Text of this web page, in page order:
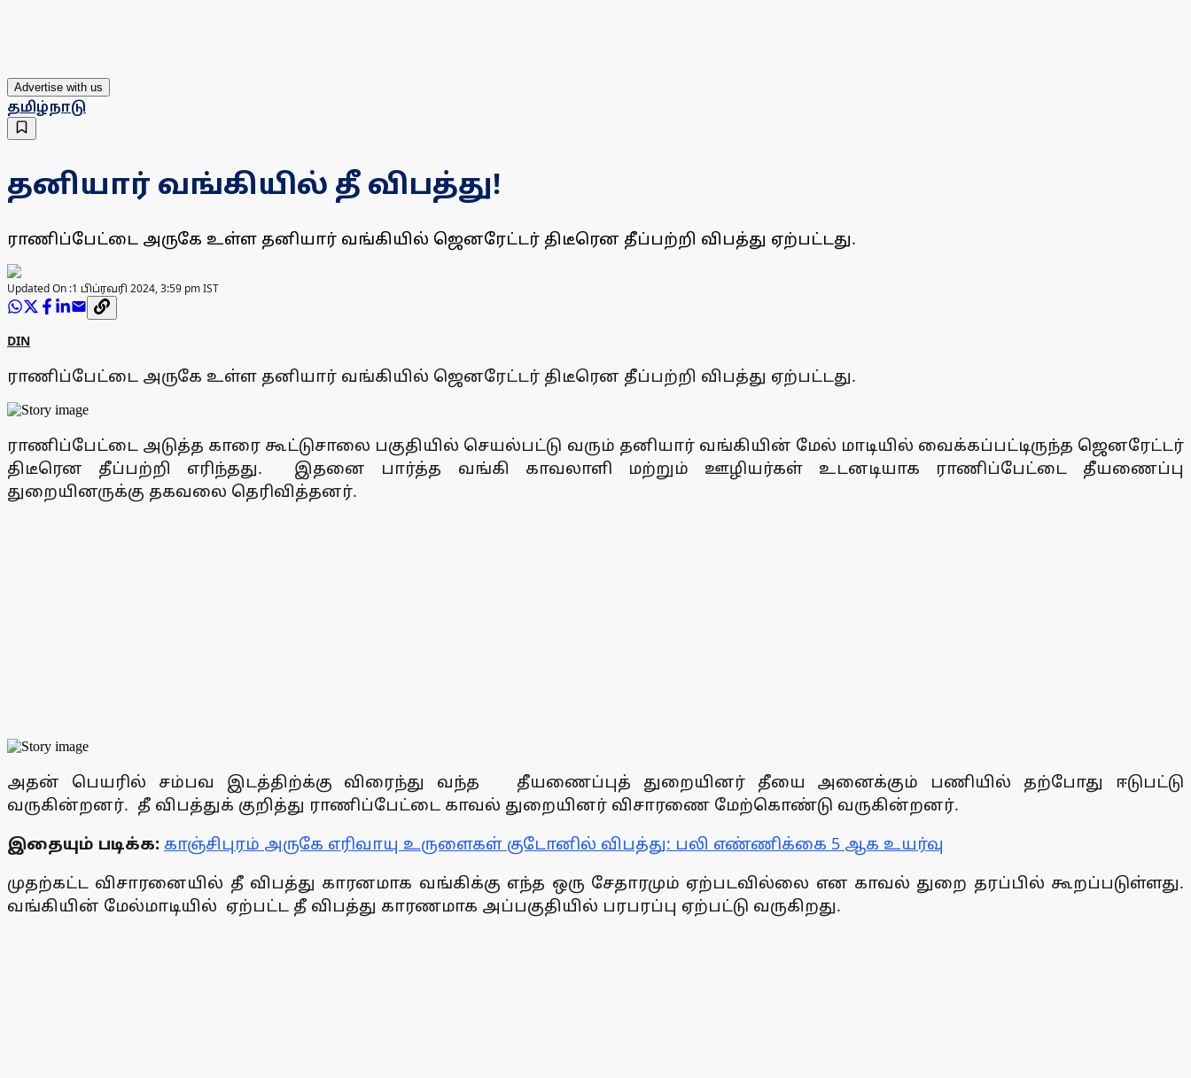
Advertise with us
தமிழ்நாடு
தனியார் வங்கியில் தீ விபத்து!
ராணிப்பேட்டை அருகே உள்ள தனியார் வங்கியில் ஜெனரேட்டர் திடீரென தீப்பற்றி விபத்து ஏற்பட்டது.
Updated On :1 பிப்ரவரி 2024, 3:59 pm IST
DIN
ராணிப்பேட்டை அருகே உள்ள தனியார் வங்கியில் ஜெனரேட்டர் திடீரென தீப்பற்றி விபத்து ஏற்பட்டது.
ராணிப்பேட்டை அடுத்த காரை கூட்டுசாலை பகுதியில் செயல்பட்டு வரும் தனியார் வங்கியின் மேல் மாடியில் வைக்கப்பட்டிருந்த ஜெனரேட்டர்
திடீரென தீப்பற்றி எரிந்தது. இதனை பார்த்த வங்கி காவலாளி மற்றும் ஊழியர்கள் உடனடியாக ராணிப்பேட்டை தீயணைப்பு
துறையினருக்கு தகவலை தெரிவித்தனர்.
அதன் பெயரில் சம்பவ இடத்திற்க்கு விரைந்து வந்த தீயணைப்புத் துறையினர் தீயை அனைக்கும் பணியில் தற்போது ஈடுபட்டு
வருகின்றனர். தீ விபத்துக் குறித்து ராணிப்பேட்டை காவல் துறையினர் விசாரணை மேற்கொண்டு வருகின்றனர்.
இதையும் படிக்க: காஞ்சிபுரம் அருகே எரிவாயு உருளைகள் குடோனில் விபத்து: பலி எண்ணிக்கை 5 ஆக உயர்வு
முதற்கட்ட விசாரனையில் தீ விபத்து காரனமாக வங்கிக்கு எந்த ஒரு சேதாரமும் ஏற்படவில்லை என காவல் துறை தரப்பில் கூறப்படுள்ளது.
வங்கியின் மேல்மாடியில் ஏற்பட்ட தீ விபத்து காரணமாக அப்பகுதியில் பரபரப்பு ஏற்பட்டு வருகிறது.